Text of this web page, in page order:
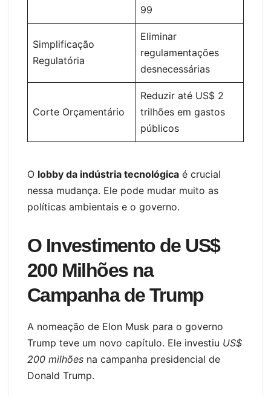
99
Simplificação
Regulatória
Eliminar
regulamentações
desnecessárias
Corte Orçamentário
Reduzir até US$ 2
trilhões em gastos
públicos
O lobby da indústria tecnológica é crucial
nessa mudança. Ele pode mudar muito as
políticas ambientais e o governo.
O Investimento de US$
200 Milhões na
Campanha de Trump
A nomeação de Elon Musk para o governo
Trump teve um novo capítulo. Ele investiu US$
200 milhões na campanha presidencial de
Donald Trump.